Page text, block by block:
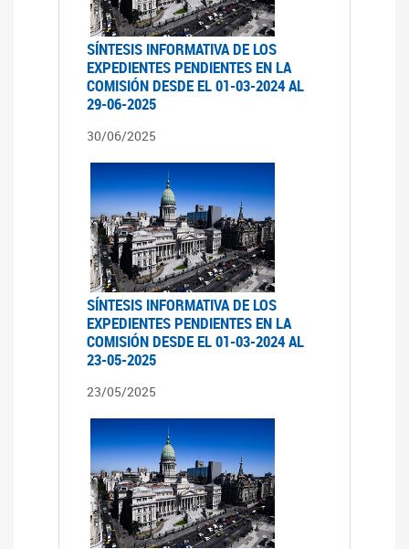
SÍNTESIS INFORMATIVA DE LOS
EXPEDIENTES PENDIENTES EN LA
COMISIÓN DESDE EL 01-03-2024 AL
29-06-2025
30/06/2025
SÍNTESIS INFORMATIVA DE LOS
EXPEDIENTES PENDIENTES EN LA
COMISIÓN DESDE EL 01-03-2024 AL
23-05-2025
23/05/2025